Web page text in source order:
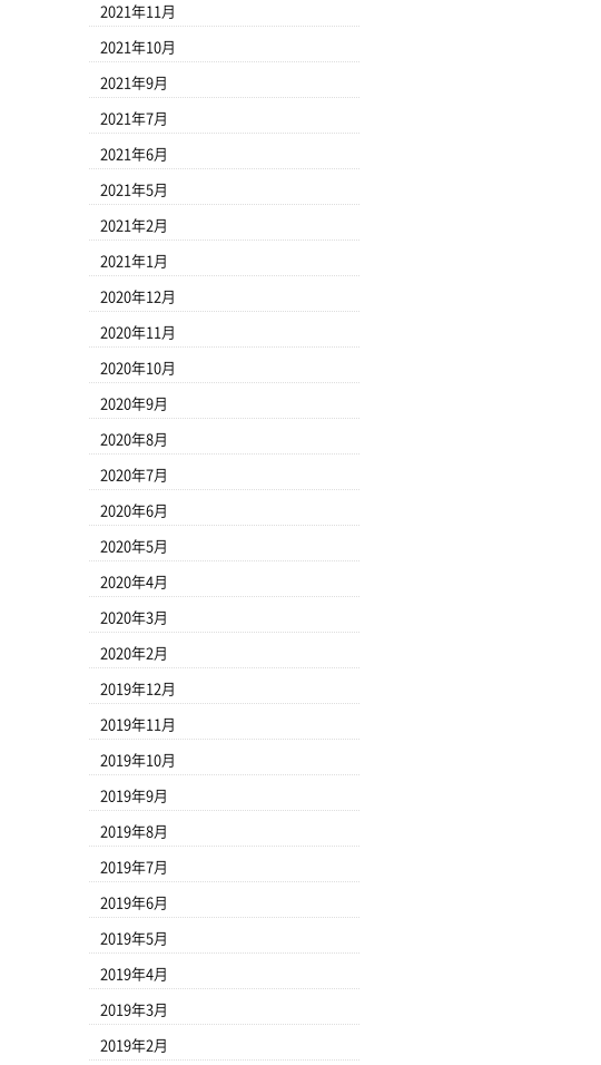
2021年11月
2021年10月
2021年9月
2021年7月
2021年6月
2021年5月
2021年2月
2021年1月
2020年12月
2020年11月
2020年10月
2020年9月
2020年8月
2020年7月
2020年6月
2020年5月
2020年4月
2020年3月
2020年2月
2019年12月
2019年11月
2019年10月
2019年9月
2019年8月
2019年7月
2019年6月
2019年5月
2019年4月
2019年3月
2019年2月